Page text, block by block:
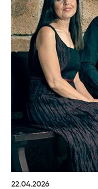
22.04.2026